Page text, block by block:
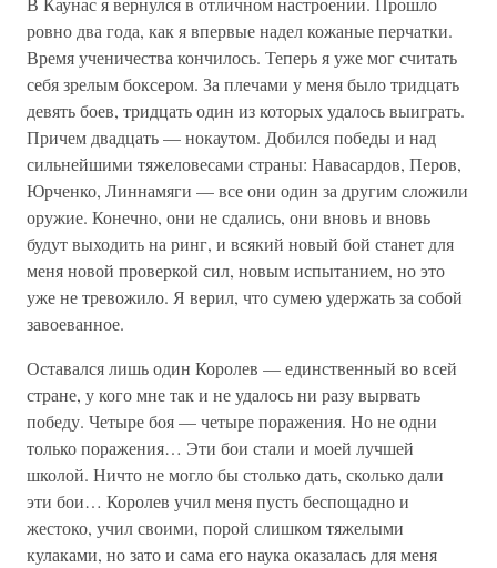
ровно два года, как я впервые надел кожаные перчатки.
Время ученичества кончилось. Теперь я уже мог считать
себя зрелым боксером. За плечами у меня было тридцать
девять боев, тридцать один из которых удалось выиграть.
Причем двадцать — нокаутом. Добился победы и над
сильнейшими тяжеловесами страны: Навасардов, Перов,
Юрченко, Линнамяги — все они один за другим сложили
оружие. Конечно, они не сдались, они вновь и вновь
будут выходить на ринг, и всякий новый бой станет для
меня новой проверкой сил, новым испытанием, но это
уже не тревожило. Я верил, что сумею удержать за собой
завоеванное.
Оставался лишь один Королев — единственный во всей
стране, у кого мне так и не удалось ни разу вырвать
победу. Четыре боя — четыре поражения. Но не одни
только поражения… Эти бои стали и моей лучшей
школой. Ничто не могло бы столько дать, сколько дали
эти бои… Королев учил меня пусть беспощадно и
жестоко, учил своими, порой слишком тяжелыми
кулаками, но зато и сама его наука оказалась для меня